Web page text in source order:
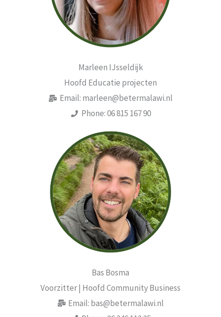
Marleen IJsseldijk
Hoofd Educatie projecten
Email: marleen@betermalawi.nl
Phone: 06 815 167 90
Bas Bosma
Voorzitter | Hoofd Community Business
Email: bas@betermalawi.nl